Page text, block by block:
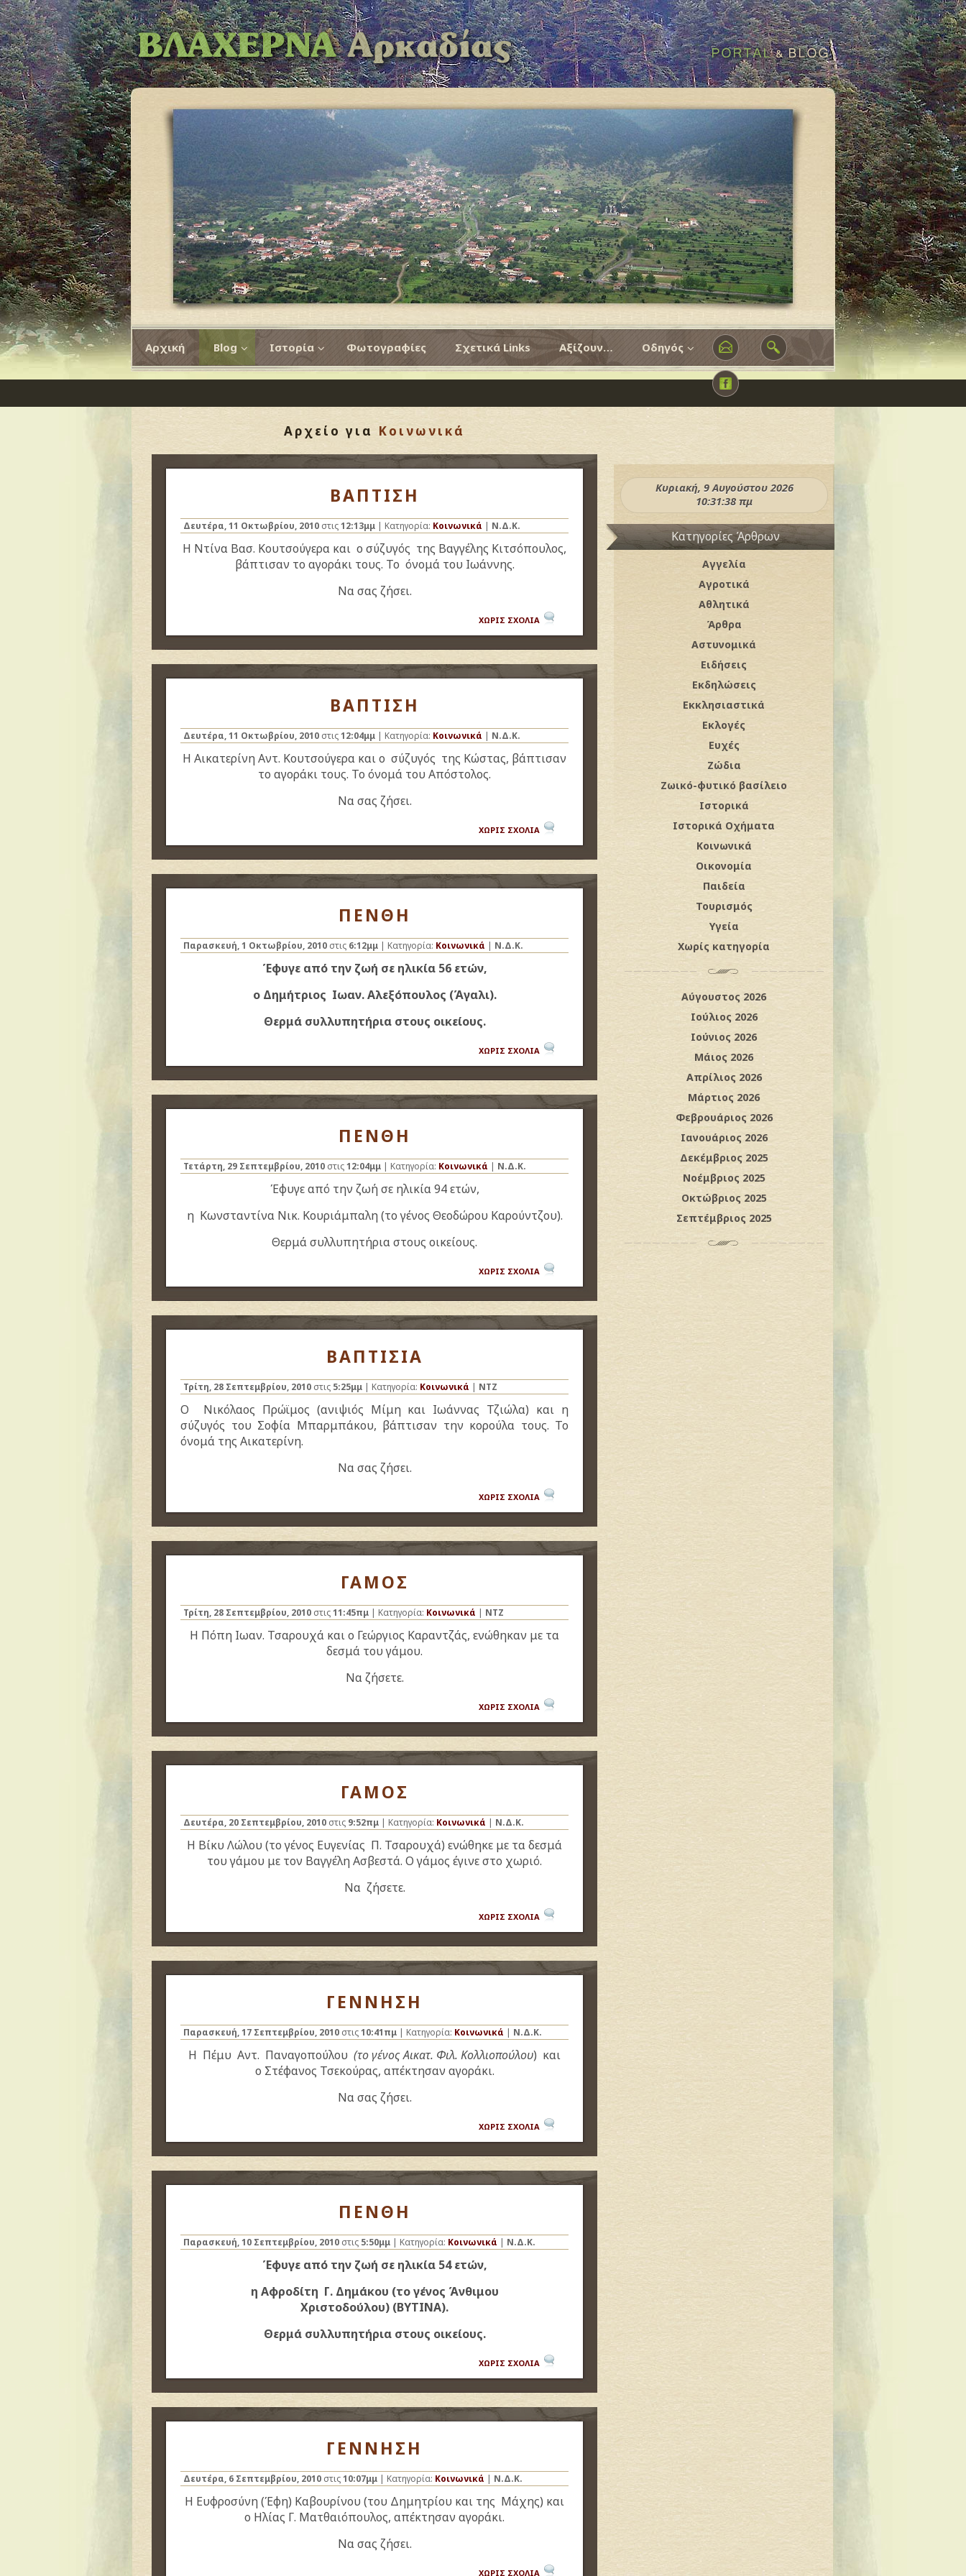
Αρχική Blog Ιστορία Φωτογραφίες Σχετικά Links Αξίζουν… Οδηγός
Αρχείο για Κοινωνικά
ΒΑΠΤΙΣΗ
Δευτέρα, 11 Οκτωβρίου, 2010 στις12:13μμ | Κατηγορία: Κοινωνικά | Ν.Δ.Κ.
Η Ντίνα Βασ. Κουτσούγερα και ο σύζυγός της Βαγγέλης Κιτσόπουλος,
βάπτισαν το αγοράκι τους. Το όνομά του Ιωάννης.
Να σας ζήσει.
ΧΩΡΙΣ ΣΧΟΛΙΑ
ΒΑΠΤΙΣΗ
Δευτέρα, 11 Οκτωβρίου, 2010 στις12:04μμ | Κατηγορία: Κοινωνικά | Ν.Δ.Κ.
Η Αικατερίνη Αντ. Κουτσούγερα και ο σύζυγός της Κώστας, βάπτισαν
το αγοράκι τους. Το όνομά του Απόστολος.
Να σας ζήσει.
ΧΩΡΙΣ ΣΧΟΛΙΑ
ΠΕΝΘΗ
Παρασκευή, 1 Οκτωβρίου, 2010 στις 6:12μμ | Κατηγορία: Κοινωνικά | Ν.Δ.Κ.
Έφυγε από την ζωή σε ηλικία 56 ετών,
ο Δημήτριος Ιωαν. Αλεξόπουλος (Άγαλι).
Θερμά συλλυπητήρια στους οικείους.
ΧΩΡΙΣ ΣΧΟΛΙΑ
ΠΕΝΘΗ
Τετάρτη, 29 Σεπτεμβρίου, 2010 στις12:04μμ | Κατηγορία: Κοινωνικά | Ν.Δ.Κ.
Έφυγε από την ζωή σε ηλικία 94 ετών,
η Κωνσταντίνα Νικ. Κουριάμπαλη (το γένος Θεοδώρου Καρούντζου).
Θερμά συλλυπητήρια στους οικείους.
ΧΩΡΙΣ ΣΧΟΛΙΑ
ΒΑΠΤΙΣΙΑ
Τρίτη, 28 Σεπτεμβρίου, 2010 στις 5:25μμ | Κατηγορία: Κοινωνικά | NTZ
Ο Νικόλαος Πρώϊμος (ανιψιός Μίμη και Ιωάννας Τζιώλα) και η
σύζυγός του Σοφία Μπαρμπάκου, βάπτισαν την κορούλα τους. Το
όνομά της Αικατερίνη.
Να σας ζήσει.
ΧΩΡΙΣ ΣΧΟΛΙΑ
ΓΑΜΟΣ
Τρίτη, 28 Σεπτεμβρίου, 2010 στις11:45πμ | Κατηγορία: Κοινωνικά | NTZ
Η Πόπη Ιωαν. Τσαρουχά και ο Γεώργιος Καραντζάς, ενώθηκαν με τα
δεσμά του γάμου.
Να ζήσετε.
ΧΩΡΙΣ ΣΧΟΛΙΑ
ΓΑΜΟΣ
Δευτέρα, 20 Σεπτεμβρίου, 2010 στις 9:52πμ | Κατηγορία: Κοινωνικά | Ν.Δ.Κ.
Η Βίκυ Λώλου (το γένος Ευγενίας Π. Τσαρουχά) ενώθηκε με τα δεσμά
του γάμου με τον Βαγγέλη Ασβεστά. Ο γάμος έγινε στο χωριό.
Να ζήσετε.
ΧΩΡΙΣ ΣΧΟΛΙΑ
ΓΕΝΝΗΣΗ
Παρασκευή, 17 Σεπτεμβρίου, 2010 στις10:41πμ | Κατηγορία: Κοινωνικά | Ν.Δ.Κ.
Η Πέμυ Αντ. Παναγοπούλου (το γένος Αικατ. Φιλ. Κολλιοπούλου) και
ο Στέφανος Τσεκούρας, απέκτησαν αγοράκι.
Να σας ζήσει.
ΧΩΡΙΣ ΣΧΟΛΙΑ
ΠΕΝΘΗ
Παρασκευή, 10 Σεπτεμβρίου, 2010 στις 5:50μμ | Κατηγορία: Κοινωνικά | Ν.Δ.Κ.
Έφυγε από την ζωή σε ηλικία 54 ετών,
η Αφροδίτη Γ. Δημάκου (το γένος Άνθιμου
Χριστοδούλου) (ΒΥΤΙΝΑ).
Θερμά συλλυπητήρια στους οικείους.
ΧΩΡΙΣ ΣΧΟΛΙΑ
ΓΕΝΝΗΣΗ
Δευτέρα, 6 Σεπτεμβρίου, 2010 στις10:07μμ | Κατηγορία: Κοινωνικά | Ν.Δ.Κ.
Η Ευφροσύνη (Έφη) Καβουρίνου (του Δημητρίου και της Μάχης) και
ο Ηλίας Γ. Ματθαιόπουλος, απέκτησαν αγοράκι.
Να σας ζήσει.
ΧΩΡΙΣ ΣΧΟΛΙΑ
Κυριακή, 9 Αυγούστου 2026
10:31:39 πμ
Κατηγορίες Άρθρων
Αγγελία
Αγροτικά
Αθλητικά
Άρθρα
Αστυνομικά
Ειδήσεις
Εκδηλώσεις
Εκκλησιαστικά
Εκλογές
Ευχές
Ζώδια
Ζωικό-φυτικό βασίλειο
Ιστορικά
Ιστορικά Οχήματα
Κοινωνικά
Οικονομία
Παιδεία
Τουρισμός
Υγεία
Χωρίς κατηγορία
Αύγουστος 2026
Ιούλιος 2026
Ιούνιος 2026
Μάιος 2026
Απρίλιος 2026
Μάρτιος 2026
Φεβρουάριος 2026
Ιανουάριος 2026
Δεκέμβριος 2025
Νοέμβριος 2025
Οκτώβριος 2025
Σεπτέμβριος 2025